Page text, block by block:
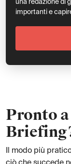
una redazione di
importanti e
Pronto
Il modo più